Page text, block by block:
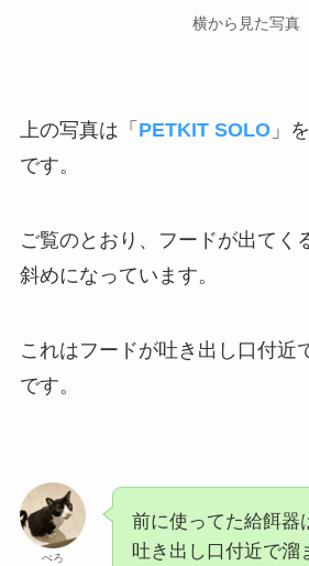
横から見た写真
上の写真は「 PETKIT SOLO」
です。
ご覧のとおり、フードが出てく
斜めになっています。
これはフードが吐き出し口付近
です。
ぺろ
前に使ってた給餌器
吐き出し口付近で溜